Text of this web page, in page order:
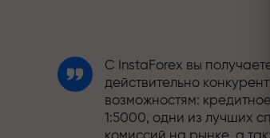
С InstaForex вы получаете
действительно
возможностям:
1:5000, одни из лучших
комиссий на рынке, а